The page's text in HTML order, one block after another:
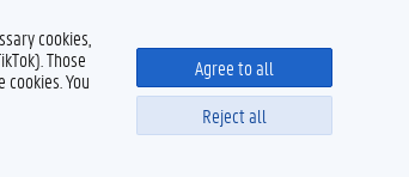
cookies,
Those
You
Agree to all
Reject all